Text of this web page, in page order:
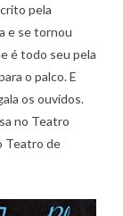
pela
e se tornou
é todo seu pela
o palco. E
os ouvidos.
no Teatro
Teatro de